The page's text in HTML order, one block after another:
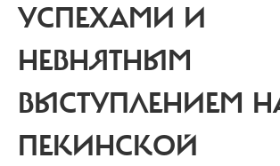
УСПЕХАМИ И
НЕВНЯТНЫМ
ВЫСТУПЛЕНИЕМ
ПЕКИНСКОЙ